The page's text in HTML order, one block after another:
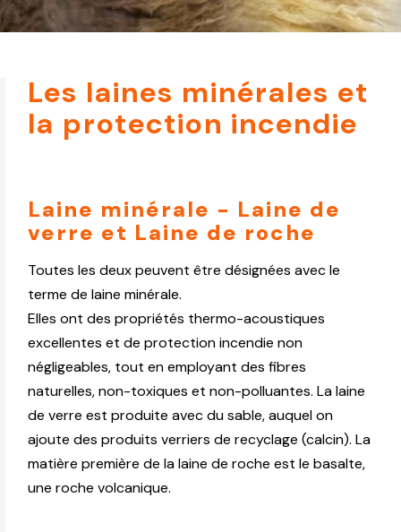
Les laines minérales et
la protection incendie
Laine minérale - Laine de
verre et Laine de roche
Toutes les deux peuvent être désignées avec le
terme de laine minérale.
Elles ont des propriétés thermo-acoustiques
excellentes et de protection incendie non
négligeables, tout en employant des fibres
naturelles, non-toxiques et non-polluantes. La laine
de verre est produite avec du sable, auquel on
ajoute des produits verriers de recyclage (calcin). La
matière première de la laine de roche est le basalte,
une roche volcanique.